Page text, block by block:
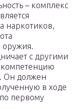
– комплекс
наркотиков,
оружия.
с другими
Он должен
в ходе
первому